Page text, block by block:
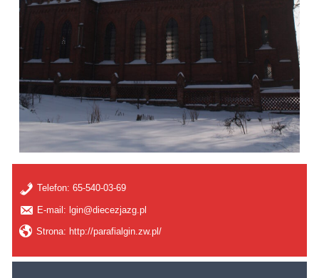
Telefon:65-540-03-69
E-mail: lgin@diecezjazg.pl
Strona: http://parafialgin.zw.pl/